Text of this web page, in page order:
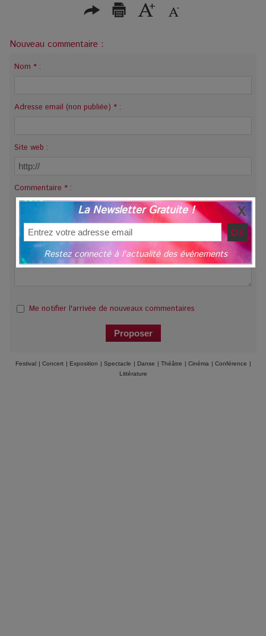
Nouveau commentaire :
Nom * :
Adresse email (non publiée) * :
Site web :
Commentaire * :
Me notifier l'arrivée de nouveaux commentaires
Festival | Concert | Exposition | Spectacle | Danse | Théâtre | Cinéma | Conférence |
Littérature
La Newsletter Gratuite !
Restez connecté à l'actualité des événements